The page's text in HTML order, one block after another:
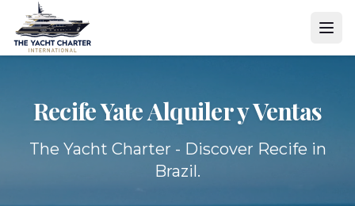
Recife YateAlquiler y Ventas
The Yacht Charter - Discover Recife in
Brazil.